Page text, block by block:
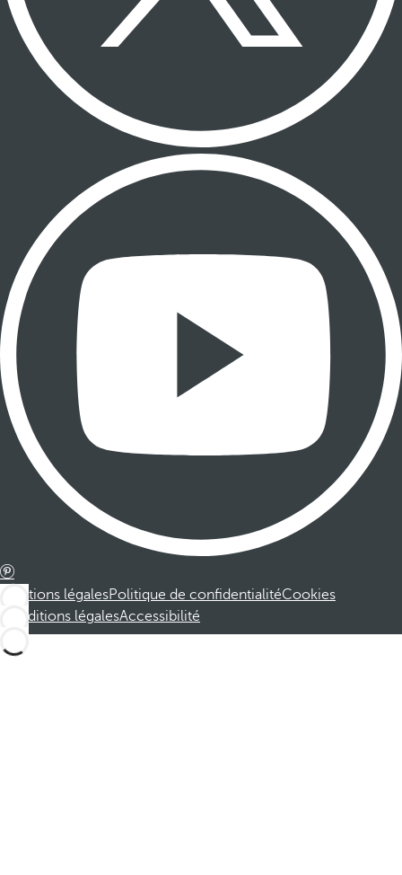
Mentions légalesPolitique de confidentialitéCookies
Conditions légalesAccessibilité